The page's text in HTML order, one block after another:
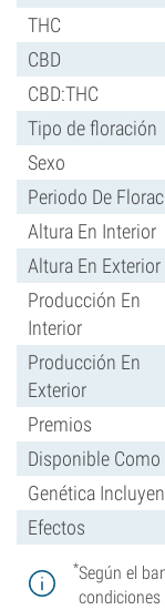
THC
CBD
CBD:THC
Tipo de floración
Sexo
Periodo De
Altura En Interior
Altura En Exterior
Producción En
Interior
Producción En
Exterior
Premios
Disponible Como
Genética
Efectos
*Según el
condiciones